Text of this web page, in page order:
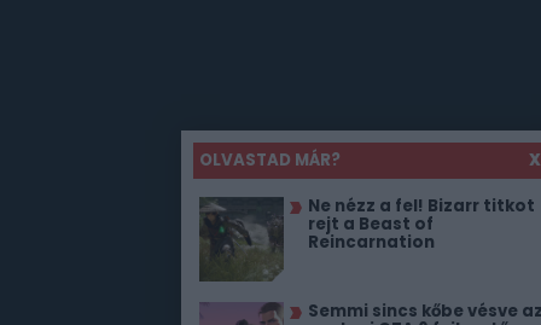
OLVASTAD MÁR?
X
Ne nézz a fel! Bizarr titkot
rejt a Beast of
Reincarnation
Semmi sincs kőbe vésve